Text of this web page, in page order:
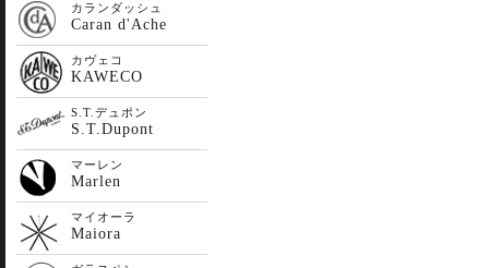
カランダッシュ
Caran d'Ache
カヴェコ
KAWECO
S.T.デュポン
S.T.Dupont
マーレン
Marlen
マイオーラ
Maiora